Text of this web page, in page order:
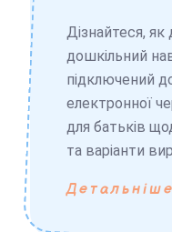
Дізнайтеся,
дошкільний
підключений
електронної
для батьків
та варіанти
Детальніше